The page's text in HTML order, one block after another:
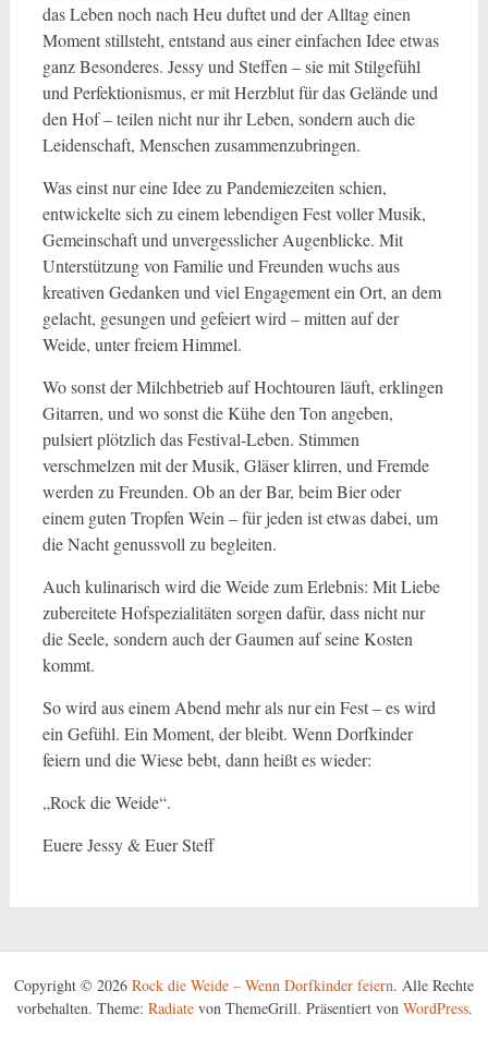
das Leben noch nach Heu duftet und der Alltag einen
Moment stillsteht, entstand aus einer einfachen Idee etwas
ganz Besonderes. Jessy und Steffen – sie mit Stilgefühl
und Perfektionismus, er mit Herzblut für das Gelände und
den Hof – teilen nicht nur ihr Leben, sondern auch die
Leidenschaft, Menschen zusammenzubringen.
Was einst nur eine Idee zu Pandemiezeiten schien,
entwickelte sich zu einem lebendigen Fest voller Musik,
Gemeinschaft und unvergesslicher Augenblicke. Mit
Unterstützung von Familie und Freunden wuchs aus
kreativen Gedanken und viel Engagement ein Ort, an dem
gelacht, gesungen und gefeiert wird – mitten auf der
Weide, unter freiem Himmel.
Wo sonst der Milchbetrieb auf Hochtouren läuft, erklingen
Gitarren, und wo sonst die Kühe den Ton angeben,
pulsiert plötzlich das Festival-Leben. Stimmen
verschmelzen mit der Musik, Gläser klirren, und Fremde
werden zu Freunden. Ob an der Bar, beim Bier oder
einem guten Tropfen Wein – für jeden ist etwas dabei, um
die Nacht genussvoll zu begleiten.
Auch kulinarisch wird die Weide zum Erlebnis: Mit Liebe
zubereitete Hofspezialitäten sorgen dafür, dass nicht nur
die Seele, sondern auch der Gaumen auf seine Kosten
kommt.
So wird aus einem Abend mehr als nur ein Fest – es wird
ein Gefühl. Ein Moment, der bleibt. Wenn Dorfkinder
feiern und die Wiese bebt, dann heißt es wieder:
„Rock die Weide“.
Euere Jessy & Euer Steff
Copyright © 2026 Rock die Weide – Wenn Dorfkinder feiern. Alle Rechte
vorbehalten. Theme: Radiatevon ThemeGrill. Präsentiert von WordPress.